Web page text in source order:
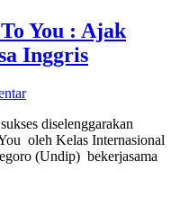
You : Ajak
Inggris
diselenggarakan
oleh Kelas Internasional
(Undip) bekerjasama